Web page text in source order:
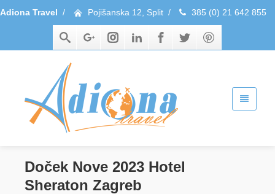
Adiona Travel / Pojišanska 12, Split / 385 (0) 21 642 855
Doček Nove 2023 Hotel
Sheraton Zagreb